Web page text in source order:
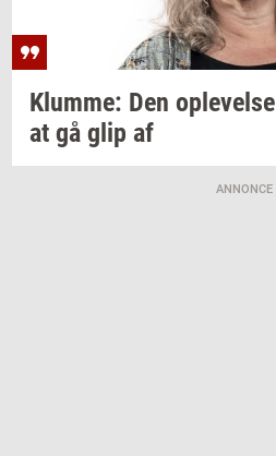
Klum­me: Den op­le­vel­se
at gå glip af
ANNONCE